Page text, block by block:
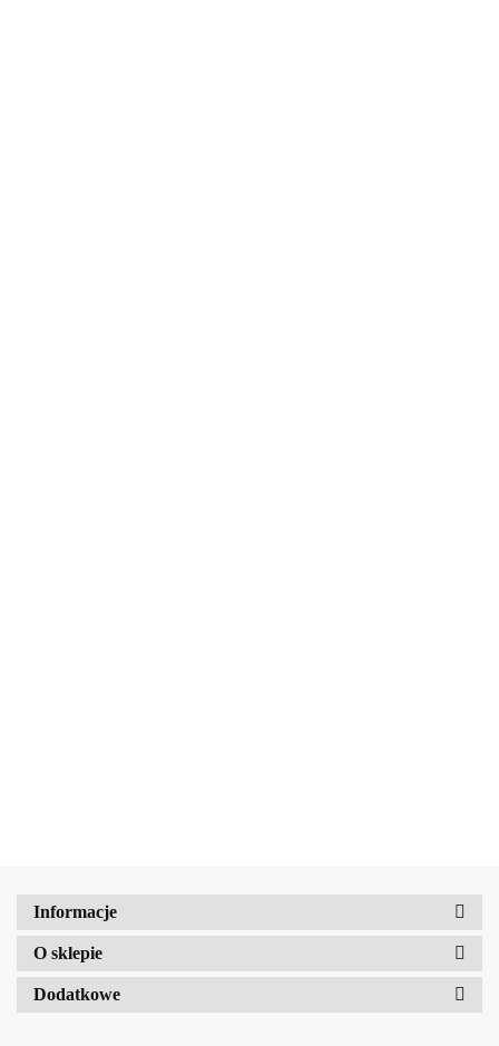
Informacje
O sklepie
Dodatkowe